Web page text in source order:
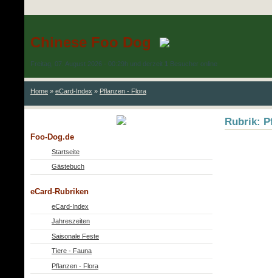
Chinese Foo Dog
Freitag, 07. August 2026 - 00:29h und derzeit 1 Besucher online
Home » eCard-Index » Pflanzen - Flora
Foo-Dog.de
Startseite
Gästebuch
eCard-Rubriken
eCard-Index
Jahreszeiten
Saisonale Feste
Tiere - Fauna
Pflanzen - Flora
Rubrik: